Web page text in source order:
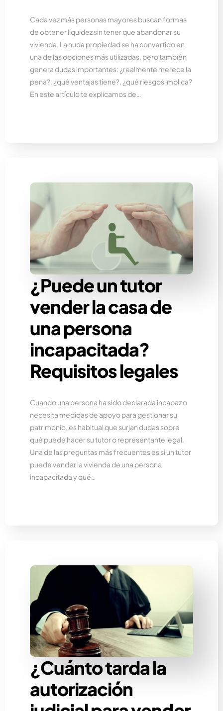
Cada vez más personas mayores buscan formas
de obtener liquidez sin tener que abandonar su
vivienda. La nuda propiedad se ha convertido en
una de las opciones más utilizadas, pero también
genera dudas importantes: ¿realmente merece la
pena?, ¿qué ventajas tiene?, ¿qué riesgos implica?
En este artículo te explicamos de…
¿Puede un tutor
vender la casa de
una persona
incapacitada?
Requisitos legales
Cuando una persona ha sido declarada incapaz o
necesita medidas de apoyo para gestionar su
patrimonio, es habitual que surjan dudas sobre
qué puede hacer su tutor o representante legal.
Una de las preguntas más frecuentes es si un tutor
puede vender la vivienda de una persona
incapacitada y qué…
¿Cuánto tarda la
autorización